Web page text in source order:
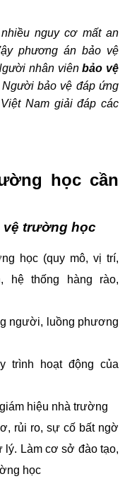
nguy cơ mất an
phương án bảo vệ
nhân viênbảo vệ
bảo vệ đáp ứng
Nam giải đáp các
học cần
vệ trường học
học (quy mô, vị trí,
hệ thống hàng rào,
người, luồng phương
trình hoạt động của
hiệu nhà trường
rủi ro, sự cố bất ngờ
lý. Làm cơ sở đào tạo,
học